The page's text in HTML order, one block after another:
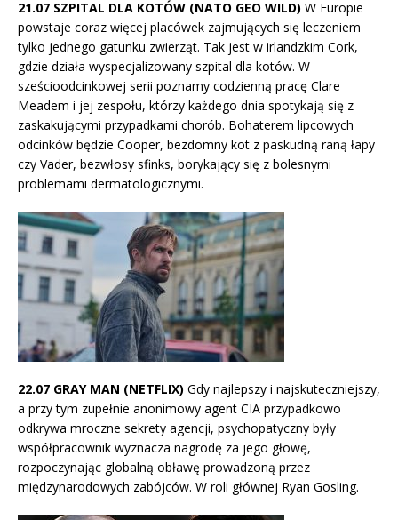
21.07 SZPITAL DLA KOTÓW (NATO GEO WILD) W Europie
powstaje coraz więcej placówek zajmujących się leczeniem
tylko jednego gatunku zwierząt. Tak jest w irlandzkim Cork,
gdzie działa wyspecjalizowany szpital dla kotów. W
sześcioodcinkowej serii poznamy codzienną pracę Clare
Meadem i jej zespołu, którzy każdego dnia spotykają się z
zaskakującymi przypadkami chorób. Bohaterem lipcowych
odcinków będzie Cooper, bezdomny kot z paskudną raną łapy
czy Vader, bezwłosy sfinks, borykający się z bolesnymi
problemami dermatologicznymi.
22.07 GRAY MAN (NETFLIX) Gdy najlepszy i najskuteczniejszy,
a przy tym zupełnie anonimowy agent CIA przypadkowo
odkrywa mroczne sekrety agencji, psychopatyczny były
współpracownik wyznacza nagrodę za jego głowę,
rozpoczynając globalną obławę prowadzoną przez
międzynarodowych zabójców. W roli głównej Ryan Gosling.